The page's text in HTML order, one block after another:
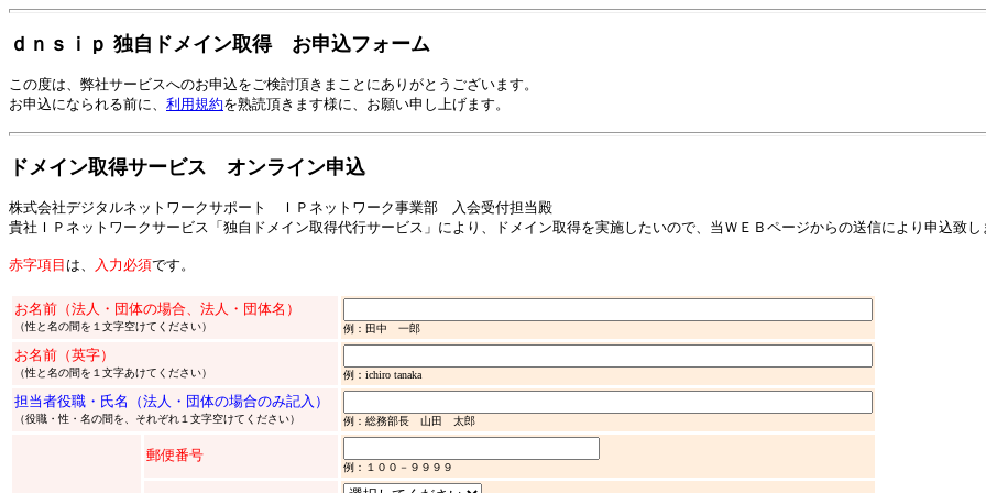
ｄｎｓｉｐ 独自ドメイン取得 お申込フォーム
この度は、弊社サービスへのお申込をご検討頂きまことにありがとうございます。
お申込になられる前に、 利用規約を熟読頂きます様に、お願い申し上げます。
ドメイン取得サービス オンライン申込
株式会社デジタルネットワークサポート ＩＰネットワーク事業部 入会受付担当殿
貴社ＩＰネットワークサービス「独自ドメイン取得代行サービス」により、ドメイン取得を実施したいので、当ＷＥＢページからの送信により申込致し
赤字項目 は、 入力必須です。
お名前（法人・団体の場合、法人・団体名）
（性と名の間を１文字空けてください） 例：田中 一郎
お名前（英字）
（性と名の間を１文字あけてください） 例：ichiro tanaka
担当者役職・氏名（法人・団体の場合のみ記入）
（役職・性・名の間を、それぞれ１文字空けてください） 例：総務部長 山田 太郎
郵便番号
例：１００－９９９９